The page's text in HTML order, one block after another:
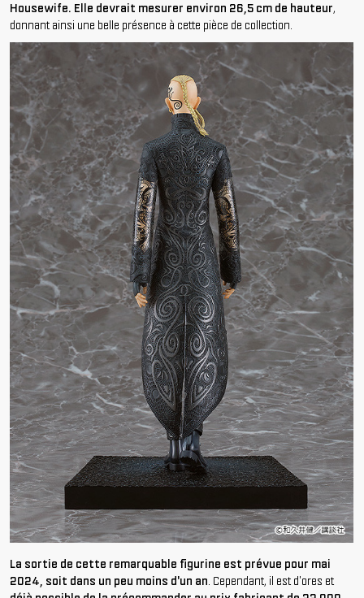
Housewife. Elle devrait mesurer environ 26,5 cm de hauteur,
donnant ainsi une belle présence à cette pièce de collection.
La sortie de cette remarquable figurine est prévue pour mai
2024, soit dans un peu moins d'un an. Cependant, il est d'ores et